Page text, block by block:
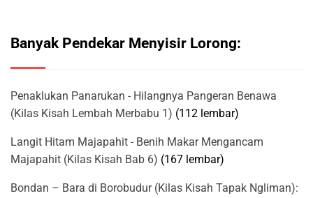
Banyak Pendekar Menyisir Lorong:
Penaklukan Panarukan - Hilangnya Pangeran Benawa
(Kilas Kisah Lembah Merbabu 1) (112 lembar)
Langit Hitam Majapahit - Benih Makar Mengancam
Majapahit (Kilas Kisah Bab 6) (167 lembar)
Bondan – Bara di Borobudur (Kilas Kisah Tapak Ngliman):